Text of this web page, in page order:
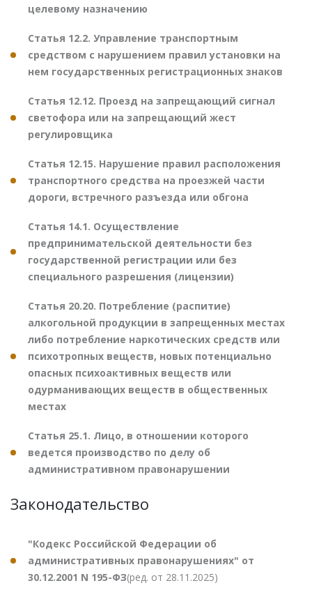
целевому назначению
Статья 12.2. Управление транспортным
средством с нарушением правил установки на
нем государственных регистрационных знаков
Статья 12.12. Проезд на запрещающий сигнал
светофора или на запрещающий жест
регулировщика
Статья 12.15. Нарушение правил расположения
транспортного средства на проезжей части
дороги, встречного разъезда или обгона
Статья 14.1. Осуществление
предпринимательской деятельности без
государственной регистрации или без
специального разрешения (лицензии)
Статья 20.20. Потребление (распитие)
алкогольной продукции в запрещенных местах
либо потребление наркотических средств или
психотропных веществ, новых потенциально
опасных психоактивных веществ или
одурманивающих веществ в общественных
местах
Статья 25.1. Лицо, в отношении которого
ведется производство по делу об
административном правонарушении
Законодательство
"Кодекс Российской Федерации об
административных правонарушениях" от
30.12.2001 N 195-ФЗ(ред. от 28.11.2025)